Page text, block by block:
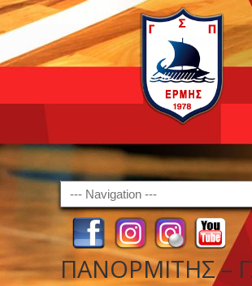
Navigation
ΠΑΝΟΡΜΙΤΗΣ –